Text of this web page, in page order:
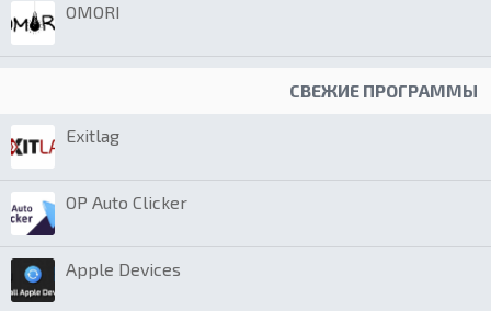
OMORI
СВЕЖИЕ ПРОГРАММЫ
Exitlag
OP Auto Clicker
Apple Devices